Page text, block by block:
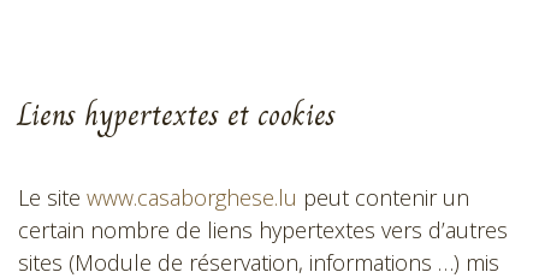
Liens hypertextes et cookies
Le site www.casaborghese.lu peut contenir un
certain nombre de liens hypertextes vers d’autres
sites (Module de réservation, informations …) mis